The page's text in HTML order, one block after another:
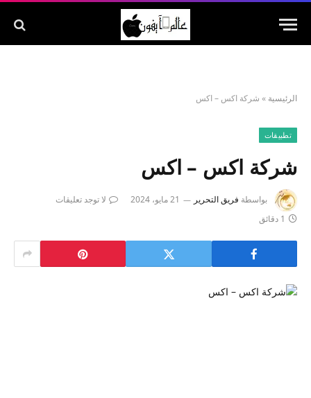
الرئيسية » شركة اكس – اكس
تطبيقات
شركة اكس – اكس
بواسطة فريق التحرير 21 مايو، 2024
لا توجد تعليقات
1 دقائق